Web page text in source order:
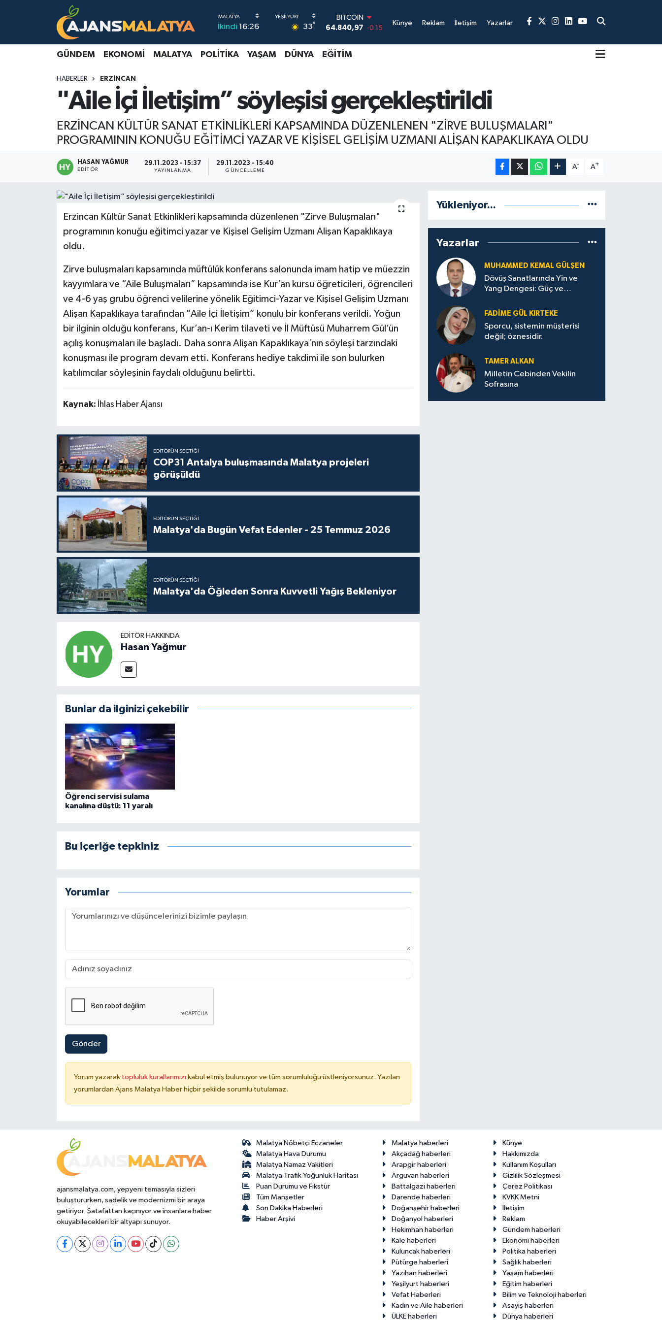
İkindi 16:26 33°
BITCOIN
64.840,97 -0.15
47,7436
EURO
GRAM ALTIN
6660.55
0
BİST100
13.779
-14
Künye Reklam İletişim Yazarlar
GÜNDEM EKONOMI MALATYA POLITIKA YAŞAM DÜNYA EĞITIM
HABERLER ERZINCAN
"Aile İçi İletişim” söyleşisi gerçekleştirildi
ERZİNCAN KÜLTÜR SANAT ETKİNLİKLERİ KAPSAMINDA DÜZENLENEN "ZİRVE BULUŞMALARI"
PROGRAMININ KONUĞU EĞİTİMCİ YAZAR VE KİŞİSEL GELİŞİM UZMANI ALİŞAN KAPAKLIKAYA OLDU
HASAN YAĞMUR
EDITÖR
29.11.2023 - 15:37
YAYINLANMA
29.11.2023 - 15:40
GÜNCELLEME
A- A+
Erzincan Kültür Sanat Etkinlikleri kapsamında düzenlenen "Zirve Buluşmaları"
programının konuğu eğitimci yazar ve Kişisel Gelişim Uzmanı Alişan Kapaklıkaya
oldu.
Zirve buluşmaları kapsamında müftülük konferans salonunda imam hatip ve müezzin
kayyımlara ve “Aile Buluşmaları” kapsamında ise Kur’an kursu öğreticileri, öğrencileri
ve 4-6 yaş grubu öğrenci velilerine yönelik Eğitimci-Yazar ve Kişisel Gelişim Uzmanı
Alişan Kapaklıkaya tarafından "Aile İçi İletişim” konulu bir konferans verildi. Yoğun
bir ilginin olduğu konferans, Kur’an-ı Kerim tilaveti ve İl Müftüsü Muharrem Gül’ün
açılış konuşmaları ile başladı. Daha sonra Alişan Kapaklıkaya’nın söyleşi tarzındaki
konuşması ile program devam etti. Konferans hediye takdimi ile son bulurken
katılımcılar söyleşinin faydalı olduğunu belirtti.
Kaynak: İhlas Haber Ajansı
EDITÖRÜN SEÇTIĞI
COP31 Antalya buluşmasında Malatya projeleri
görüşüldü
EDITÖRÜN SEÇTIĞI
Malatya'da Bugün Vefat Edenler - 25 Temmuz 2026
EDITÖRÜN SEÇTIĞI
Malatya'da Öğleden Sonra Kuvvetli Yağış Bekleniyor
EDITÖR HAKKINDA
Hasan Yağmur
Bunlar da ilginizi çekebilir
Öğrenci servisi sulama
kanalına düştü: 11 yaralı
Bu içeriğe tepkiniz
Yorumlar
Gönder
Yorum yazarak topluluk kurallarımızı kabul etmiş bulunuyor ve tüm sorumluluğu üstleniyorsunuz. Yazılan
yorumlardan Ajans Malatya Haber hiçbir şekilde sorumlu tutulamaz.
Yükleniyor...
Yazarlar
MUHAMMED KEMAL GÜLŞEN
Dövüş Sanatlarında Yin ve
Yang Dengesi: Güç ve
FADIME GÜL KIRTEKE
Sporcu, sistemin müşterisi
değil; öznesidir.
TAMER ALKAN
Milletin Cebinden Vekilin
Sofrasına
ajansmalatya.com, yepyeni temasıyla sizleri
buluştururken, sadelik ve modernizmi bir araya
getiriyor. Şatafattan kaçınıyor ve insanlara haber
okuyabilecekleri bir altyapı sunuyor.
Malatya Nöbetçi Eczaneler
Malatya Hava Durumu
Malatya Namaz Vakitleri
Malatya Trafik Yoğunluk Haritası
Puan Durumu ve Fikstür
Tüm Manşetler
Son Dakika Haberleri
Haber Arşivi
Malatya haberleri
Künye
Akçadağ haberleri
Hakkımızda
Arapgir haberleri
Kullanım Koşulları
Arguvan haberleri
Gizlilik Sözleşmesi
Battalgazi haberleri
Çerez Politikası
Darende haberleri
KVKK Metni
Doğanşehir haberleri
İletişim
Doğanyol haberleri
Reklam
Hekimhan haberleri
Gündem haberleri
Kale haberleri
Ekonomi haberleri
Kuluncak haberleri
Politika haberleri
Pütürge haberleri
Sağlık haberleri
Yazıhan haberleri
Yaşam haberleri
Yeşilyurt haberleri
Eğitim haberleri
Vefat Haberleri
Bilim ve Teknoloji haberleri
Kadın ve Aile haberleri
Asayiş haberleri
ÜLKE haberleri
Dünya haberleri
Gündem
Teknoloji
Malatya Nöbetçi Eczaneler
Malatya Namaz Vakitleri
Malatya Trafik Yoğunluk Haritası
TFF 3.Lig 2.Grup Puan Durumu ve Fikstür
Tüm Manşetler
Haber Arşivi